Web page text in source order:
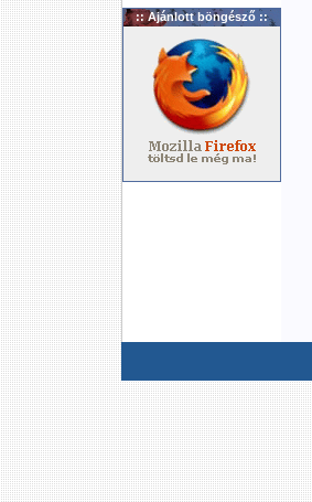
:: Ajánlott böngésző ::